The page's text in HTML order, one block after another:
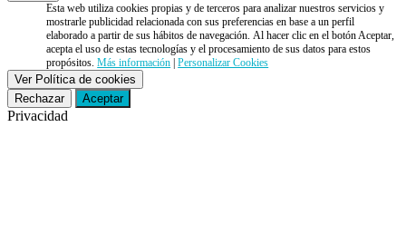
Esta web utiliza cookies propias y de terceros para analizar nuestros servicios y
mostrarle publicidad relacionada con sus preferencias en base a un perfil
elaborado a partir de sus hábitos de navegación. Al hacer clic en el botón Aceptar,
acepta el uso de estas tecnologías y el procesamiento de sus datos para estos
propósitos.Más información |Personalizar Cookies
Ver Política de cookies
Rechazar
Aceptar
Privacidad